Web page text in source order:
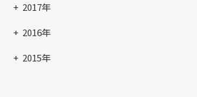
2017年
2016年
2015年